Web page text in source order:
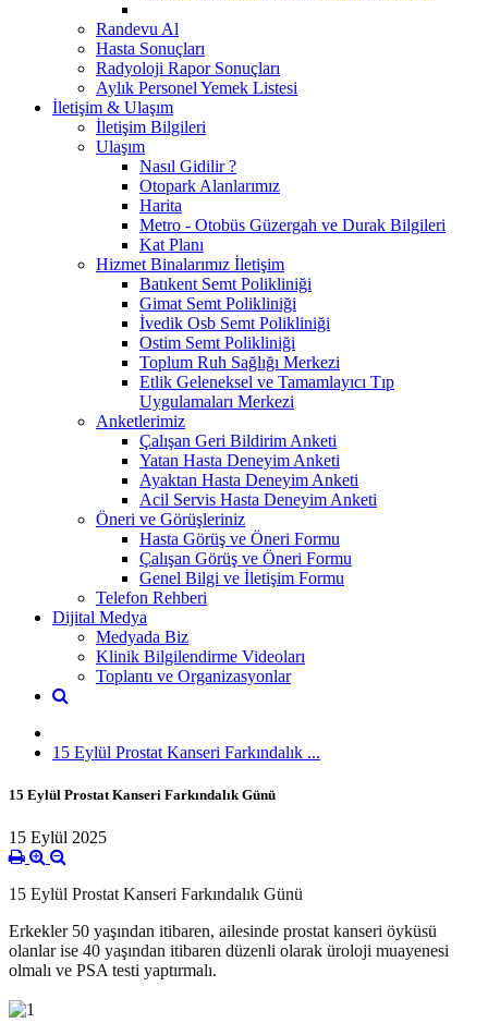
Randevu Al
Hasta Sonuçları
Radyoloji Rapor Sonuçları
Aylık Personel Yemek Listesi
İletişim & Ulaşım
İletişim Bilgileri
Ulaşım
Nasıl Gidilir ?
Otopark Alanlarımız
Harita
Metro - Otobüs Güzergah ve Durak Bilgileri
Kat Planı
Hizmet Binalarımız İletişim
Batıkent Semt Polikliniği
Gimat Semt Polikliniği
İvedik Osb Semt Polikliniği
Ostim Semt Polikliniği
Toplum Ruh Sağlığı Merkezi
Etlik Geleneksel ve Tamamlayıcı Tıp
Uygulamaları Merkezi
Anketlerimiz
Çalışan Geri Bildirim Anketi
Yatan Hasta Deneyim Anketi
Ayaktan Hasta Deneyim Anketi
Acil Servis Hasta Deneyim Anketi
Öneri ve Görüşleriniz
Hasta Görüş ve Öneri Formu
Çalışan Görüş ve Öneri Formu
Genel Bilgi ve İletişim Formu
Telefon Rehberi
Dijital Medya
Medyada Biz
Klinik Bilgilendirme Videoları
Toplantı ve Organizasyonlar
15 Eylül Prostat Kanseri Farkındalık ...
15 Eylül Prostat Kanseri Farkındalık Günü
15 Eylül 2025
15 Eylül Prostat Kanseri Farkındalık Günü
Erkekler 50 yaşından itibaren, ailesinde prostat kanseri öyküsü
olanlar ise 40 yaşından itibaren düzenli olarak üroloji muayenesi
olmalı ve PSA testi yaptırmalı.